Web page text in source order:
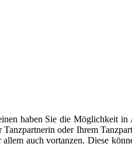
haben Sie die Möglichkeit in
oder Ihrem
auch vortanzen. Diese